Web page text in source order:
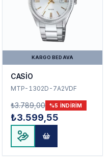
KARGO BEDAVA
CASİO
MTP-1302D-7A2VDF
₺3.789,00 %5 INDIRIM
₺3.599,55